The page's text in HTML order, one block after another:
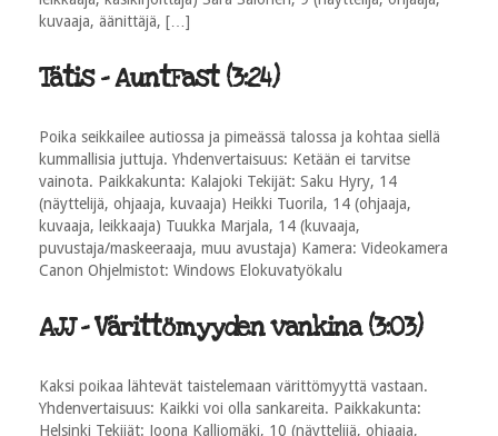
kuvaaja, äänittäjä, […]
Tätis - AuntFast (3:24)
Poika seikkailee autiossa ja pimeässä talossa ja kohtaa siellä
kummallisia juttuja. Yhdenvertaisuus: Ketään ei tarvitse
vainota. Paikkakunta: Kalajoki Tekijät: Saku Hyry, 14
(näyttelijä, ohjaaja, kuvaaja) Heikki Tuorila, 14 (ohjaaja,
kuvaaja, leikkaaja) Tuukka Marjala, 14 (kuvaaja,
puvustaja/maskeeraaja, muu avustaja) Kamera: Videokamera
Canon Ohjelmistot: Windows Elokuvatyökalu
AJJ - Värittömyyden vankina (3:03)
Kaksi poikaa lähtevät taistelemaan värittömyyttä vastaan.
Yhdenvertaisuus: Kaikki voi olla sankareita. Paikkakunta:
Helsinki Tekijät: Joona Kalliomäki, 10 (näyttelijä, ohjaaja,